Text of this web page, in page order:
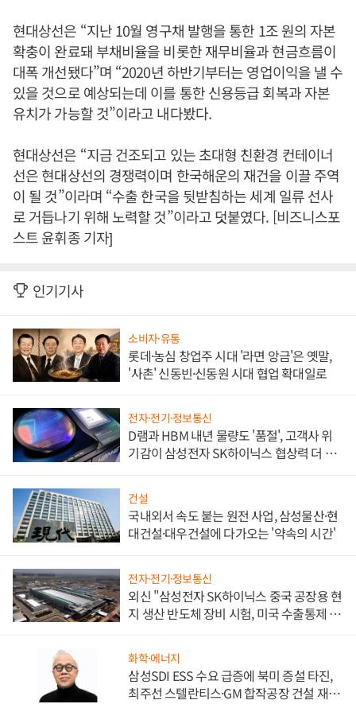
현대상선은 “지난 10월 영구채 발행을 통한 1조 원의 자본
확충이 완료돼 부채비율을 비롯한 재무비율과 현금흐름이
대폭 개선됐다”며 “2020년 하반기부터는 영업이익을 낼 수
있을 것으로 예상되는데 이를 통한 신용등급 회복과 자본
유치가 가능할 것”이라고 내다봤다.
현대상선은 “지금 건조되고 있는 초대형 친환경 컨테이너
선은 현대상선의 경쟁력이며 한국해운의 재건을 이끌 주역
이 될 것”이라며 “수출 한국을 뒷받침하는 세계 일류 선사
로 거듭나기 위해 노력할 것”이라고 덧붙였다. [비즈니스포
스트 윤휘종 기자]
인기기사
소비자·유통
롯데·농심 창업주 시대 '라면 앙금'은 옛말,
'사촌' 신동빈·신동원 시대 협업 확대일로
전자·전기·정보통신
D램과 HBM 내년 물량도 '품절', 고객사 위
기감이 삼성전자 SK하이닉스 협상력 더 키
건설
국내외서 속도 붙는 원전 사업, 삼성물산·현
대건설·대우건설에 다가오는 '약속의 시간'
전자·전기·정보통신
외신 "삼성전자 SK하이닉스 중국 공장용 현
지 생산 반도체 장비 시험, 미국 수출통제 대
화학·에너지
삼성SDI ESS 수요 급증에 북미 증설 타진,
최주선 스텔란티스·GM 합작공장 건설 재추